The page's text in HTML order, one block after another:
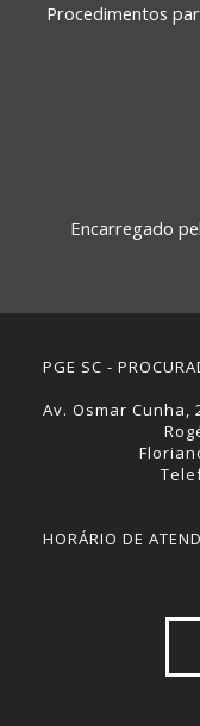
Procedimentos
Encarregado
PGE SC -
Av. Osmar
HORÁRIO DE